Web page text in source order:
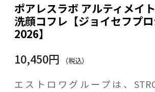
ポアレスラボ アルティメイ
洗顔コフレ【ジョイセフプ
2026】
10,450円 （税込）
エストロワグループは、